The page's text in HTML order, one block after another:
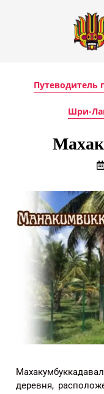
Путеводитель
Шри-
деревня,